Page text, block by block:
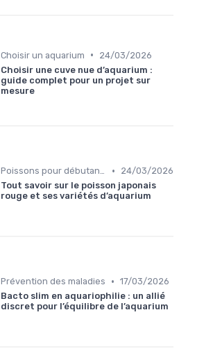
Choisir un aquarium •
24/03/2026
Choisir une cuve nue d’aquarium :
guide complet pour un projet sur
mesure
Poissons pour débutants •
24/03/2026
Tout savoir sur le poisson japonais
rouge et ses variétés d’aquarium
Prévention des maladies • 17/03/2026
Bacto slim en aquariophilie : un allié
discret pour l’équilibre de l’aquarium